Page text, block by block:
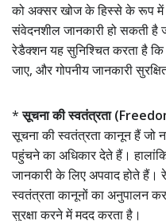
को अक्सर खोज के हिस्से के रूप में
संवेदनशील जानकारी हो सकती है
रेडैक्शन यह सुनिश्चित करता है
जाए, और गोपनीय जानकारी
*सूचना की स्वतंत्रता
सूचना की स्वतंत्रता कानून हैं जो
पहुंचने का अधिकार देते हैं।
जानकारी के लिए अपवाद होते
स्वतंत्रता कानूनों का अनुपालन
सुरक्षा करने में मदद करता है।